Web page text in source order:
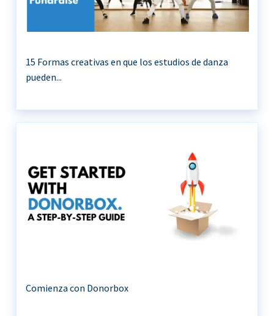
15 Formas creativas en que los estudios de danza
pueden...
Comienza con Donorbox